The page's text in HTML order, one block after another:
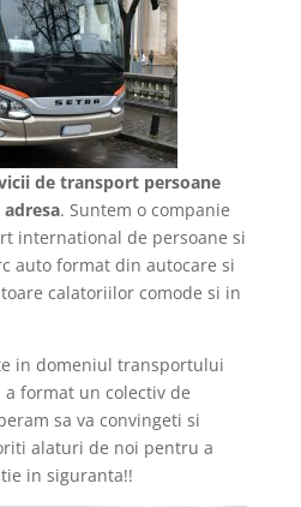
de transport persoane
. Suntem o companie
international de persoane si
auto format din autocare si
calatoriilor comode si in
in domeniul transportului
a format un colectiv de
sa va convingeti si
alaturi de noi pentru a
in siguranta!!